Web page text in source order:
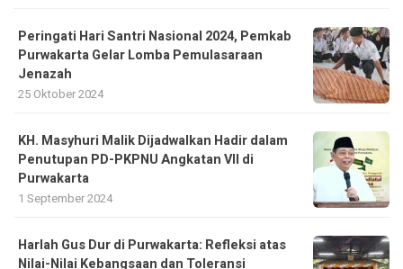
Peringati Hari Santri Nasional 2024, Pemkab
Purwakarta Gelar Lomba Pemulasaraan
Jenazah
25 Oktober 2024
KH. Masyhuri Malik Dijadwalkan Hadir dalam
Penutupan PD-PKPNU Angkatan VII di
Purwakarta
1 September 2024
Harlah Gus Dur di Purwakarta: Refleksi atas
Nilai-Nilai Kebangsaan dan Toleransi